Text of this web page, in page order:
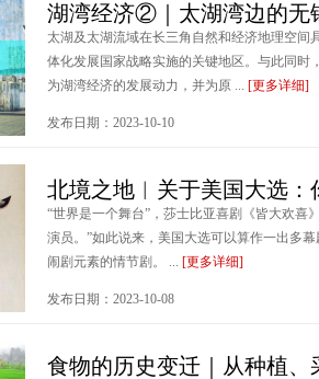
湖湾经济②｜太湖湾边的无
太湖及太湖流域在长三角自然和经济地理空间
体化发展国家战略实施的关键地区。与此同时
为湖湾经济的发展动力，并为原 ... [更多详细]
发布日期：2023-10-10
北境之地︱关于美国大选
“世界是一个舞台”，莎士比亚喜剧《皆大欢喜
演员。”如此说来，美国大选可以算作一出多
闹剧元素的情节剧。 ... [更多详细]
发布日期：2023-10-08
食物的历史变迁｜从种植